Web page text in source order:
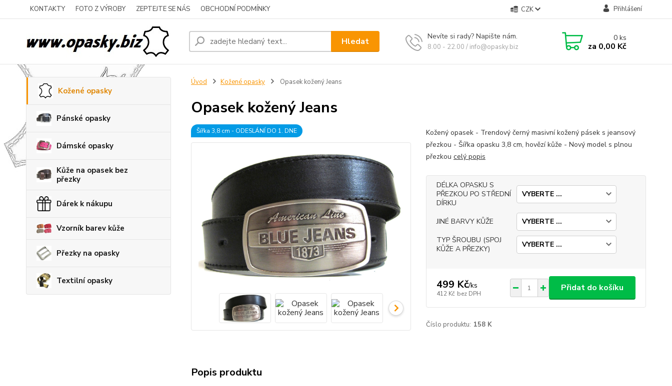
KONTAKTY FOTO Z VÝROBY ZEPTEJTE SE NÁS OBCHODNÍ PODMÍNKY CZK Přihlášení
Hledat Nevíte si rady? Napište nám.
8.00 - 22.00 / info@opasky.biz
0ks
za 0,00 Kč
Kožené opasky
Pánské opasky
Dámské opasky
Kůže na opasek bez
přezky
Dárek k nákupu
Vzorník barev kůže
Přezky na opasky
Textilní opasky
Úvod Kožené opasky Opasek kožený Jeans
Opasek kožený Jeans
Šířka 3,8 cm - ODESLÁNÍ DO 1. DNE
Kožený opasek - Trendový černý masivní kožený pásek s jeansový
přezkou - Šířka opasku 3,8 cm, hovězí kůže - Nový model s plnou
přezkou celý popis
DÉLKA OPASKU S
PŘEZKOU PO STŘEDNÍ
DÍRKU
JINÉ BARVY KŮŽE
TYP ŠROUBU (SPOJ
KŮŽE A PŘEZKY)
499 Kč/ks
412 Kč bez DPH
Přidat do košíku
Číslo produktu: 158 K
Popis produktu